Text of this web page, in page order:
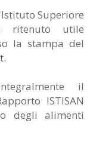
Superiore
ritenuto utile
la stampa del
il
ISTISAN
degli alimenti